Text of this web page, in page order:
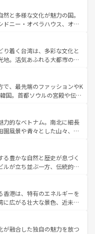
楽と美食が融合した独特の
の各地域で異なる魅力を楽
かな歴史を感じることができ
アメリカ
してほしい。
番の観光地といえばオアフ
らマウイ島やカウアイ島が
ンに輝く海をはじめ、豊かな
々を迎えてくれるハワイの
ドやハワイアンミュージッ
、すべてがハワイの魅力を彩
イ情報
ほしい。
と多様な文化が魅力の国。
ドニー・オペラハウス、オー
えるウルル（エアーズロッ
生林やケアンズの熱帯雨林な
た、カフェやワイン、オージ
ており、サーフィンやダイ
ウトドア好きにはたまらな
魅力を存分に味わいつくそ
り着く台湾は、多彩な文化と
地。活気あふれる大都市の台
台湾東部など、都市の喧騒
り、訪れる人に新しい発見と
た、奥深い台湾の食文化も魅
ど、バラエティ豊かな料理
の台湾情報は コンテンツ一覧を参
で、最先端のファッションやK
国。首都ソウルの宮殿や伝統
々の自然美を楽しむことが
肉、絶品のストリートフード
待っている。夜には、韓国な
多彩な魅力を心ゆくまで味
い。 なお、新着の韓国情報はコンテンツ一
力的なベトナム。南北に細長
園風景や青々とした山々、世
。ハノイの古い町並みやホ
の建物も、独特の雰囲気を
エティの豊かさとおいしさで
トナムコーヒーなどは、ぜ
域を訪れてもあたたかい人々
、きっと忘れられない旅にな
豊かな自然と歴史が息づく
ルが立ち並ぶ一方、伝統的な
はチェンマイなどの山岳地
はプーケットやクラビの美し
しむことができる。タイ料理
どの季節にも異なる楽しみ
タイの人々、仏教を中心とし
香港は、特有のエネルギーを
に広がる壮大な景色、近未来
ず。観光スポットが密集し
回れるのも魅力。息をのむよ
が融合した独自の魅力を放つ